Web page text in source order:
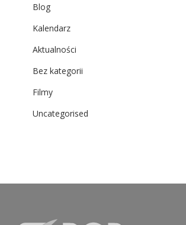
Blog
Kalendarz
Aktualności
Bez kategorii
Filmy
Uncategorised